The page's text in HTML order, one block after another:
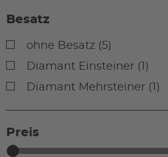
Besatz
ohne Besatz (5)
Diamant Einsteiner (1)
Diamant Mehrsteiner (1)
Preis